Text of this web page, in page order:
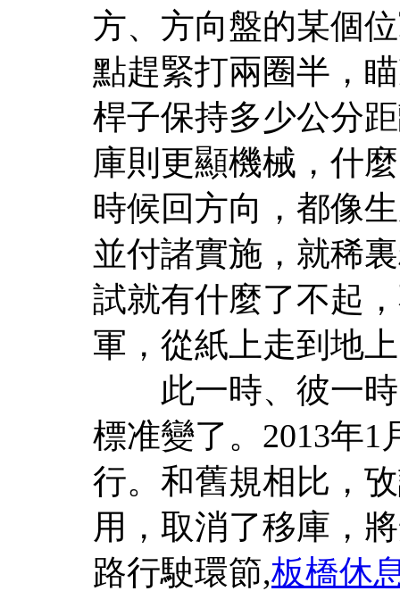
方、方向盤的某個
點趕緊打兩圈半，
桿子保持多少公分
庫則更顯機械，什
時候回方向，都像
並付諸實施，就稀
試就有什麼了不起
軍，從紙上走到地
此一時、彼一時
標准變了。2013年
行。和舊規相比，
用，取消了移庫，
路行駛環節,板橋休